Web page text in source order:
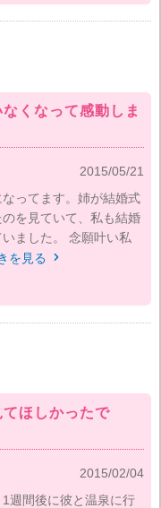
くなって感動しま
2015/05/21
ってます。姉が結婚式
を見ていて、私も結婚
ました。 念願叶い私
を見る 
ほしかったで
2015/02/04
週間後に彼と温泉に行